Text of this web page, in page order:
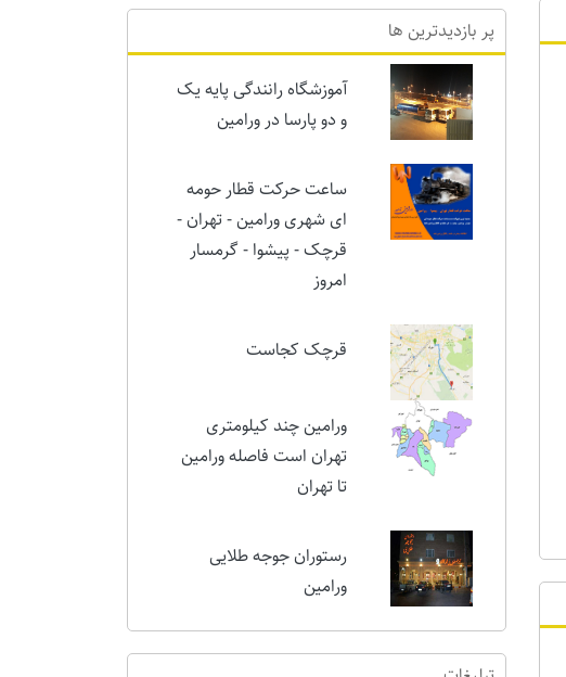
پر بازدیدترین ها
و دو پارسا در ورامین
ساعت حرکت قطار حومه
ای شهری ورامین - تهران -
امروز
قرچک کجاست
ورامین چند کیلومتری
تا تهران
رستوران جوجه طلایی
ورامین